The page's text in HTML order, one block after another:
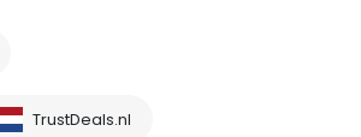
TrustDeals.nl